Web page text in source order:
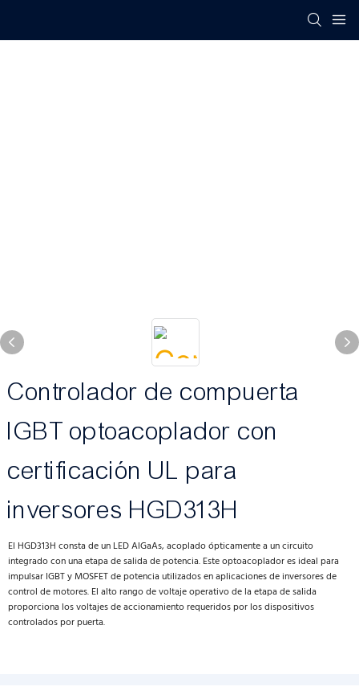
Controlador de compuerta
IGBT optoacoplador con
certificación UL para
inversores HGD313H
El HGD313H consta de un LED AlGaAs, acoplado ópticamente a un circuito
integrado con una etapa de salida de potencia. Este optoacoplador es ideal para
impulsar IGBT y MOSFET de potencia utilizados en aplicaciones de inversores de
control de motores. El alto rango de voltaje operativo de la etapa de salida
proporciona los voltajes de accionamiento requeridos por los dispositivos
controlados por puerta.